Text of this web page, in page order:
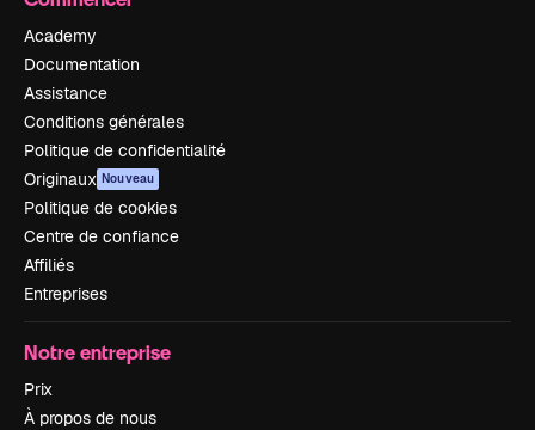
Academy
Documentation
Assistance
Conditions générales
Politique de confidentialité
Originaux Nouveau
Politique de cookies
Centre de confiance
Affiliés
Entreprises
Notre entreprise
Prix
À propos de nous